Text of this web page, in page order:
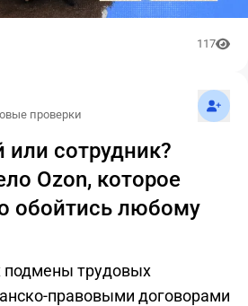
117
проверки
сотрудник?
Ozon, которое
обойтись любому
подмены трудовых
правовыми договорами